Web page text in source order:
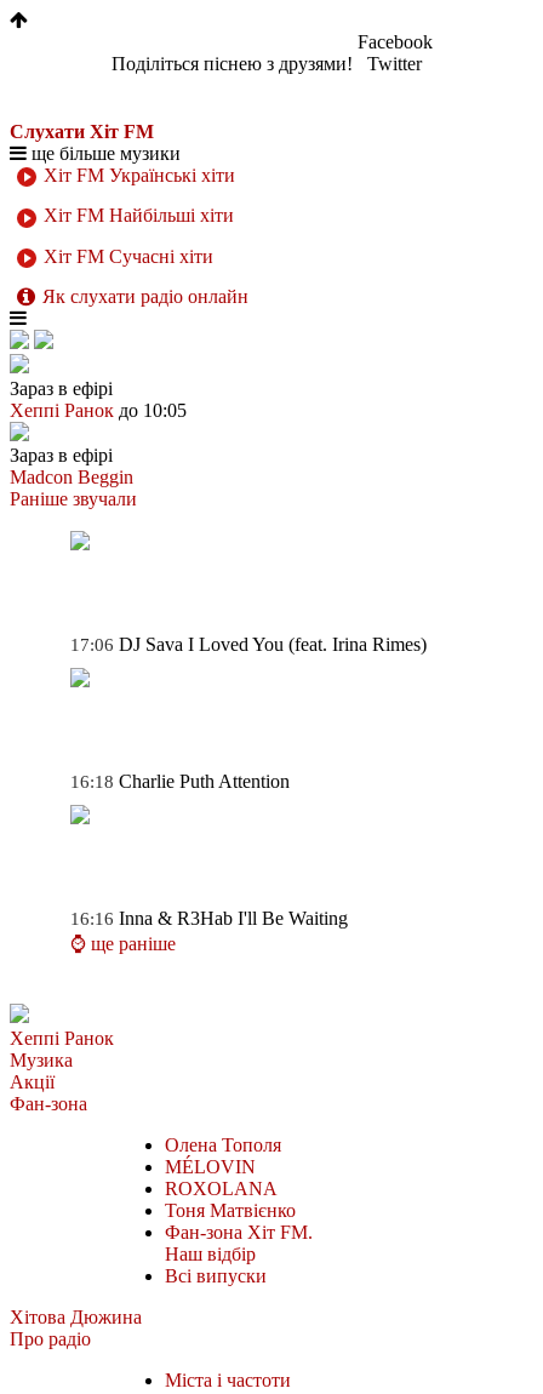
Поділіться піснею з друзями!
Facebook
Twitter
Слухати Хіт FM
ще більше музики
Хіт FM Українські хіти
Хіт FM Найбільші хіти
Хіт FM Сучасні хіти
Як слухати радіо онлайн
Зараз в ефірі
Хеппі Ранок до 10:05
Зараз в ефірі
Madcon Beggin
Раніше звучали
17:06 DJ Sava I Loved You (feat. Irina Rimes)
16:18 Charlie Puth Attention
16:16 Inna & R3Hab I'll Be Waiting
⌚ ще раніше
Хеппі Ранок
Музика
Акції
Фан-зона
Олена Тополя
MÉLOVIN
ROXOLANA
Тоня Матвієнко
Фан-зона Хіт FM.
Наш відбір
Всі випуски
Хітова Дюжина
Про радіо
Міста і частоти